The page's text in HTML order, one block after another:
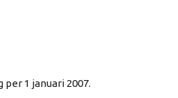
1 januari 2007.